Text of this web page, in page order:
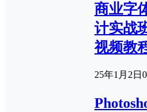
商业字
计实战
视频教
25年1月2日 0